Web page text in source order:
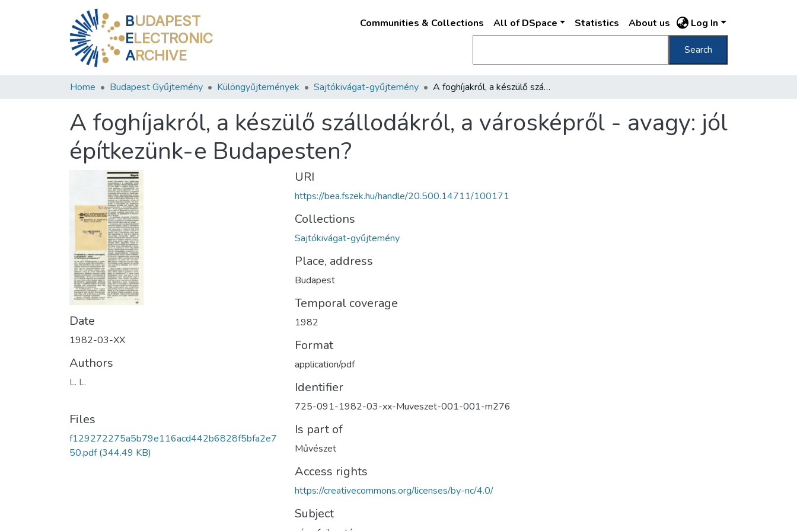
BUDAPEST
ELECTRONIC
ARCHIVE
Communities & Collections All of DSpace Statistics About us Log In
Search
Home Budapest Gyűjtemény Különgyűjtemények Sajtókivágat-gyűjtemény A foghíjakról, a készülő szállodákról, a városképről - avagy: jól építkezünk-e Budapesten?
A foghíjakról, a készülő szállodákról, a városképről - avagy: jól
építkezünk-e Budapesten?
Date
1982-03-XX
Authors
L. L.
Files
f129272275a5b79e116acd442b6828f5bfa2e7
50.pdf(344.49 KB)
URI
https://bea.fszek.hu/handle/20.500.14711/100171
Collections
Sajtókivágat-gyűjtemény
Place, address
Budapest
Temporal coverage
1982
Format
application/pdf
Identifier
725-091-1982-03-xx-Muveszet-001-001-m276
Is part of
Művészet
Access rights
https://creativecommons.org/licenses/by-nc/4.0/
Subject